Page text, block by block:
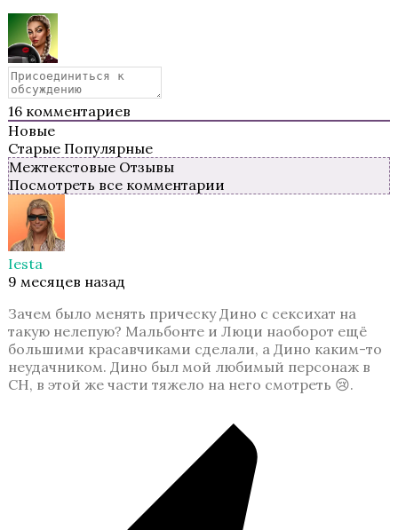
16 комментариев
Новые
Старые Популярные
Межтекстовые Отзывы
Посмотреть все комментарии
Iesta
9 месяцев назад
Зачем было менять прическу Дино с сексихат на
такую нелепую? Мальбонте и Люци наоборот ещё
большими красавчиками сделали, а Дино каким-то
неудачником. Дино был мой любимый персонаж в
СН, в этой же части тяжело на него смотреть 😢.